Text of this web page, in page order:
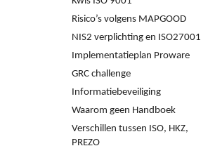
Risico’s volgens MAPGOOD
NIS2 verplichting en ISO27001
Implementatieplan Proware
GRC challenge
Informatiebeveiliging
Waarom geen Handboek
Verschillen tussen ISO, HKZ,
PREZO